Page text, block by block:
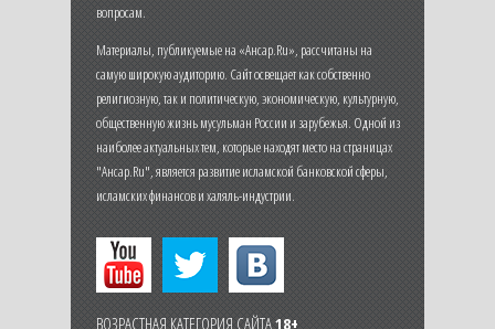
вопросам.
Материалы, публикуемые на «Ансар.Ru», рассчитаны на
самую широкую аудиторию. Сайт освещает как собственно
религиозную, так и политическую, экономическую, культурную,
общественную жизнь мусульман России и зарубежья. Одной из
наиболее актуальных тем, которые находят место на страницах
"Ансар.Ru", является развитие исламской банковской сферы,
исламских финансов и халяль-индустрии.
ВОЗРАСТНАЯ КАТЕГОРИЯ САЙТА18+